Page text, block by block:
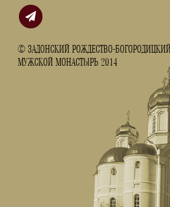
© ЗАДОНСКИЙ РОЖДЕСТВО-БОГОРОДИЦКИЙ
МУЖСКОЙ МОНАСТЫРЬ 2014